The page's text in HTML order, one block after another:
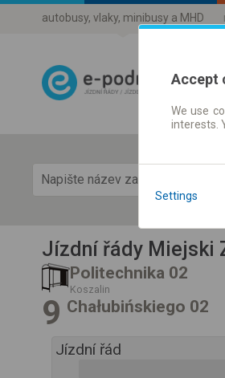
autobusy, vlaky, minibusy a MHD
Jízdní řády Miejski
Politechnika 02
Koszalin
9 Chałubińskiego 02
Jízdní řád
Accept
We use
interests.
Settings